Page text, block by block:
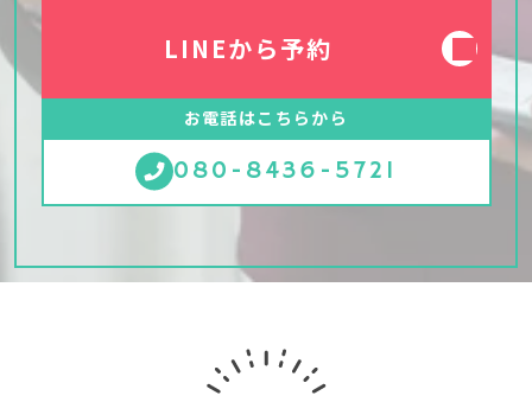
LINEから予約
お電話はこちらから
080-8436-5721